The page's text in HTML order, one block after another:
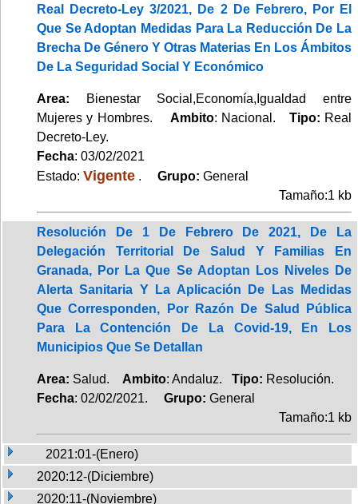
Real Decreto-Ley 3/2021, De 2 De Febrero, Por El
Que Se Adoptan Medidas Para La Reducción De La
Brecha De Género Y Otras Materias En Los Ámbitos
De La Seguridad Social Y Económico
Area: Bienestar Social,Economía,Igualdad entre
Mujeres y Hombres. Ambito: Nacional. Tipo: Real
Decreto-Ley.
Fecha: 03/02/2021
Estado: Vigente . Grupo: General
Tamaño:1 kb
Resolución De 1 De Febrero De 2021, De La
Delegación Territorial De Salud Y Familias En
Granada, Por La Que Se Adoptan Los Niveles De
Alerta Sanitaria Y La Aplicación De Las Medidas
Que Corresponden, Por Razón De Salud Pública
Para La Contención De La Covid-19, En Los
Municipios Que Se Detallan
Area: Salud. Ambito: Andaluz. Tipo: Resolución.
Fecha: 02/02/2021. Grupo: General
Tamaño:1 kb
2021:01-(Enero)
2020:12-(Diciembre)
2020:11-(Noviembre)